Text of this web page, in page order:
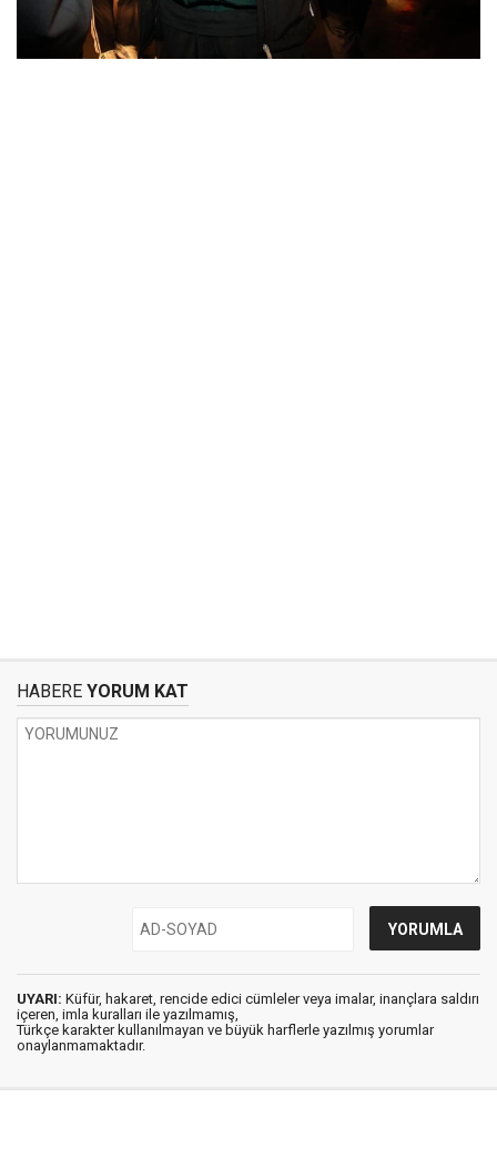
HABERE YORUM KAT
UYARI: Küfür, hakaret, rencide edici cümleler veya imalar, inançlara saldırı
içeren, imla kuralları ile yazılmamış,
Türkçe karakter kullanılmayan ve büyük harflerle yazılmış yorumlar
onaylanmamaktadır.